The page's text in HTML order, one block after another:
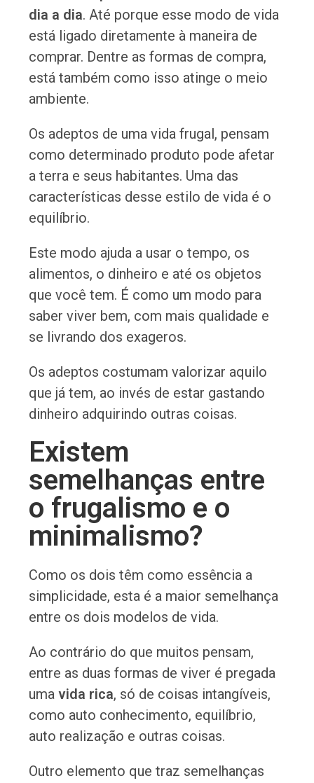
dia a dia. Até porque esse modo de vida
está ligado diretamente à maneira de
comprar. Dentre as formas de compra,
está também como isso atinge o meio
ambiente.
Os adeptos de uma vida frugal, pensam
como determinado produto pode afetar
a terra e seus habitantes. Uma das
características desse estilo de vida é o
equilíbrio.
Este modo ajuda a usar o tempo, os
alimentos, o dinheiro e até os objetos
que você tem. É como um modo para
saber viver bem, com mais qualidade e
se livrando dos exageros.
Os adeptos costumam valorizar aquilo
que já tem, ao invés de estar gastando
dinheiro adquirindo outras coisas.
Existem
semelhanças entre
o frugalismo e o
minimalismo?
Como os dois têm como essência a
simplicidade, esta é a maior semelhança
entre os dois modelos de vida.
Ao contrário do que muitos pensam,
entre as duas formas de viver é pregada
umavida rica, só de coisas intangíveis,
como auto conhecimento, equilíbrio,
auto realização e outras coisas.
Outro elemento que traz semelhanças